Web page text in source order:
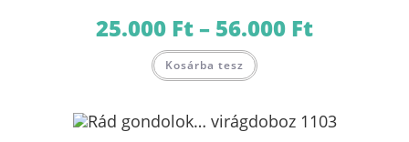
25.000 Ft– 56.000 Ft25.000 Ft
Kosárba tesz a
van.
A